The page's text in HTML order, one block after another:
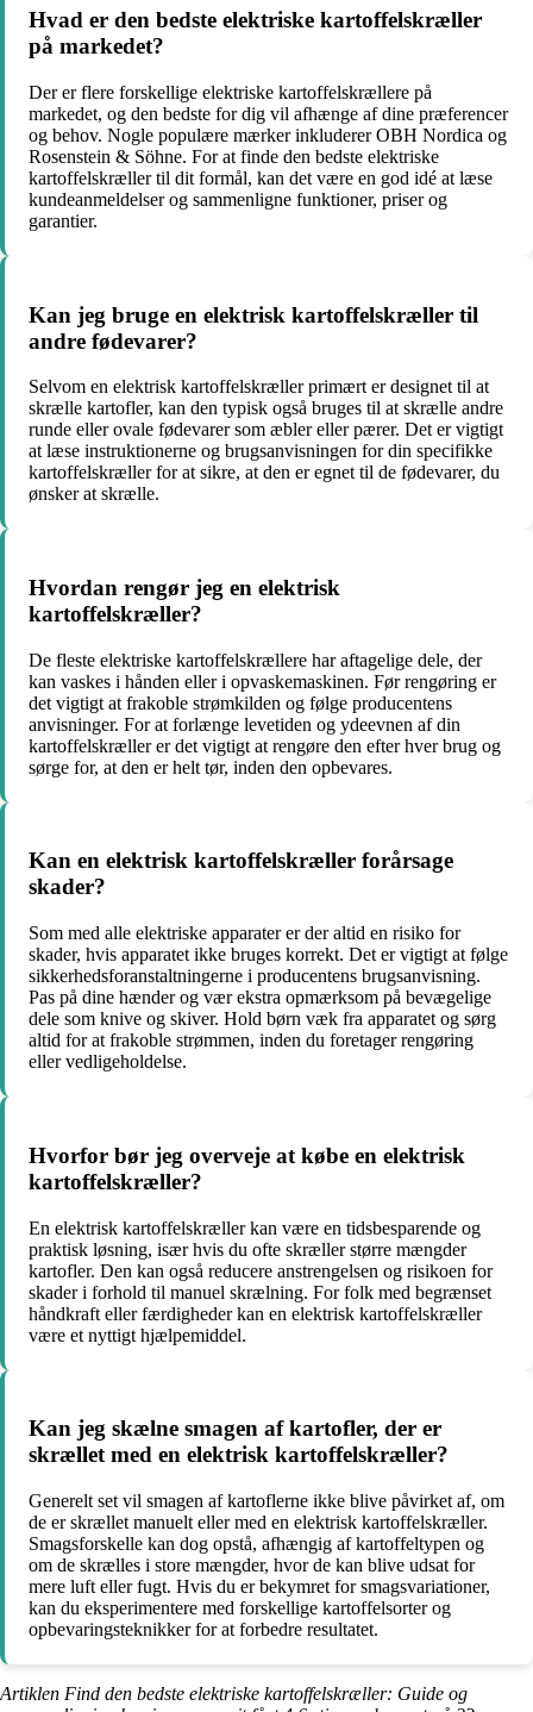
Hvad er den bedste elektriske kartoffelskræller
på markedet?
Der er flere forskellige elektriske kartoffelskrællere på
markedet, og den bedste for dig vil afhænge af dine præferencer
og behov. Nogle populære mærker inkluderer OBH Nordica og
Rosenstein & Söhne. For at finde den bedste elektriske
kartoffelskræller til dit formål, kan det være en god idé at læse
kundeanmeldelser og sammenligne funktioner, priser og
garantier.
Kan jeg bruge en elektrisk kartoffelskræller til
andre fødevarer?
Selvom en elektrisk kartoffelskræller primært er designet til at
skrælle kartofler, kan den typisk også bruges til at skrælle andre
runde eller ovale fødevarer som æbler eller pærer. Det er vigtigt
at læse instruktionerne og brugsanvisningen for din specifikke
kartoffelskræller for at sikre, at den er egnet til de fødevarer, du
ønsker at skrælle.
Hvordan rengør jeg en elektrisk
kartoffelskræller?
De fleste elektriske kartoffelskrællere har aftagelige dele, der
kan vaskes i hånden eller i opvaskemaskinen. Før rengøring er
det vigtigt at frakoble strømkilden og følge producentens
anvisninger. For at forlænge levetiden og ydeevnen af din
kartoffelskræller er det vigtigt at rengøre den efter hver brug og
sørge for, at den er helt tør, inden den opbevares.
Kan en elektrisk kartoffelskræller forårsage
skader?
Som med alle elektriske apparater er der altid en risiko for
skader, hvis apparatet ikke bruges korrekt. Det er vigtigt at følge
sikkerhedsforanstaltningerne i producentens brugsanvisning.
Pas på dine hænder og vær ekstra opmærksom på bevægelige
dele som knive og skiver. Hold børn væk fra apparatet og sørg
altid for at frakoble strømmen, inden du foretager rengøring
eller vedligeholdelse.
Hvorfor bør jeg overveje at købe en elektrisk
kartoffelskræller?
En elektrisk kartoffelskræller kan være en tidsbesparende og
praktisk løsning, især hvis du ofte skræller større mængder
kartofler. Den kan også reducere anstrengelsen og risikoen for
skader i forhold til manuel skrælning. For folk med begrænset
håndkraft eller færdigheder kan en elektrisk kartoffelskræller
være et nyttigt hjælpemiddel.
Kan jeg skælne smagen af kartofler, der er
skrællet med en elektrisk kartoffelskræller?
Generelt set vil smagen af kartoflerne ikke blive påvirket af, om
de er skrællet manuelt eller med en elektrisk kartoffelskræller.
Smagsforskelle kan dog opstå, afhængig af kartoffeltypen og
om de skrælles i store mængder, hvor de kan blive udsat for
mere luft eller fugt. Hvis du er bekymret for smagsvariationer,
kan du eksperimentere med forskellige kartoffelsorter og
opbevaringsteknikker for at forbedre resultatet.
Artiklen Find den bedste elektriske kartoffelskræller: Guide og